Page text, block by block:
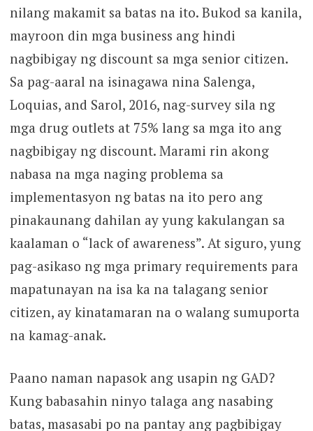
nilang makamit sa batas na ito. Bukod sa kanila,
mayroon din mga business ang hindi
nagbibigay ng discount sa mga senior citizen.
Sa pag-aaral na isinagawa nina Salenga,
Loquias, and Sarol, 2016, nag-survey sila ng
mga drug outlets at 75% lang sa mga ito ang
nagbibigay ng discount. Marami rin akong
nabasa na mga naging problema sa
implementasyon ng batas na ito pero ang
pinakaunang dahilan ay yung kakulangan sa
kaalaman o “lack of awareness”. At siguro, yung
pag-asikaso ng mga primary requirements para
mapatunayan na isa ka na talagang senior
citizen, ay kinatamaran na o walang sumuporta
na kamag-anak.
Paano naman napasok ang usapin ng GAD?
Kung babasahin ninyo talaga ang nasabing
batas, masasabi po na pantay ang pagbibigay